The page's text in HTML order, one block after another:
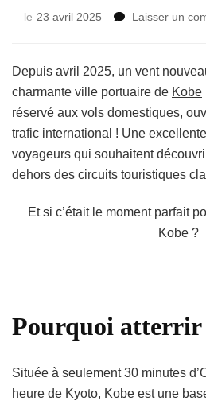
le 23 avril 2025 Laisser un
Depuis avril 2025, un vent
charmante ville portuaire de Kobe
réservé aux vols domestiques,
trafic international ! Une
voyageurs qui souhaitent
dehors des circuits touristiques
Et si c’était le moment parfait
Kobe ?
Pourquoi atterrir
Située à seulement 30 minutes
heure de Kyoto, Kobe est une